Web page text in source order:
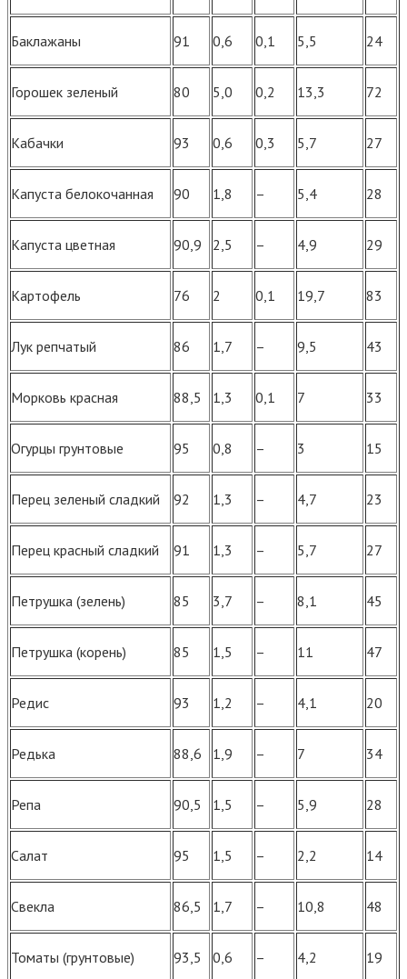
Баклажаны 91 0,6 0,1 5,5 24
Горошек зеленый 80 5,0 0,2 13,3 72
Кабачки 93 0,6 0,3 5,7 27
Капуста белокочанная 90 1,8 – 5,4 28
Капуста цветная 90,9 2,5 – 4,9 29
Картофель 76 2 0,1 19,7 83
Лук репчатый 86 1,7 – 9,5 43
Морковь красная 88,5 1,3 0,1 7 33
Огурцы грунтовые 95 0,8 – 3 15
Перец зеленый сладкий 92 1,3 – 4,7 23
Перец красный сладкий 91 1,3 – 5,7 27
Петрушка (зелень) 85 3,7 – 8,1 45
Петрушка (корень) 85 1,5 – 11 47
Редис 93 1,2 – 4,1 20
Редька 88,6 1,9 – 7 34
Репа 90,5 1,5 – 5,9 28
Салат 95 1,5 – 2,2 14
Свекла 86,5 1,7 – 10,8 48
Томаты (грунтовые) 93,5 0,6 – 4,2 19